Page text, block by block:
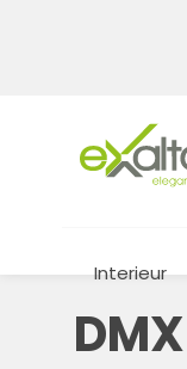
Interieur
DMX